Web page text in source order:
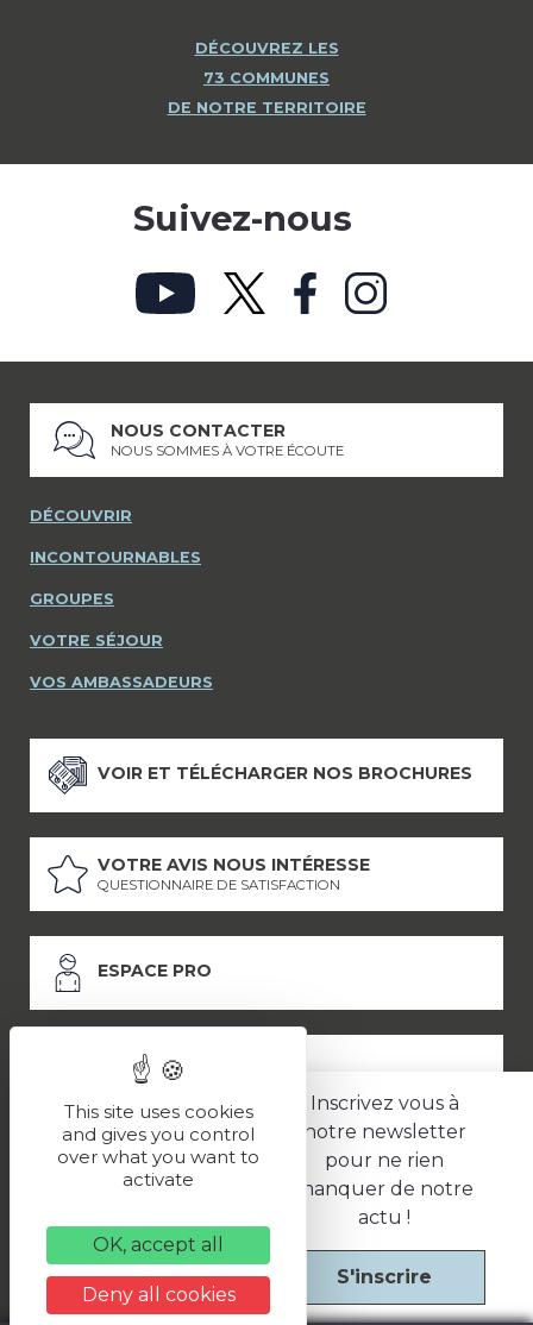
Inscrivez vous à
notre newsletter
pour ne rien
manquer de notre
actu !
S'inscrire
DÉCOUVREZ LES
73 COMMUNES
DE NOTRE TERRITOIRE
Suivez-nous
NOUS CONTACTER
NOUS SOMMES À VOTRE ÉCOUTE
DÉCOUVRIR
INCONTOURNABLES
GROUPES
VOTRE SÉJOUR
VOS AMBASSADEURS
VOIR ET TÉLÉCHARGER NOS BROCHURES
VOTRE AVIS NOUS INTÉRESSE
QUESTIONNAIRE DE SATISFACTION
ESPACE PRO
ESPACE PRESSE
LES PARTENAIRES
Politique de confidentialité
Une réalisation
This site uses cookies
and gives you control
over what you want to
activate
OK, accept all
Deny all cookies